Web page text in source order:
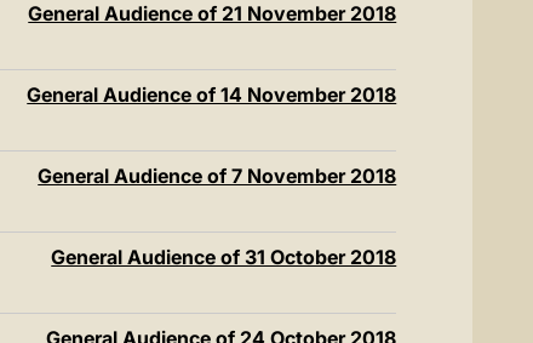
General Audience of 21 November 2018
General Audience of 14 November 2018
General Audience of 7 November 2018
General Audience of 31 October 2018
General Audience of 24 October 2018